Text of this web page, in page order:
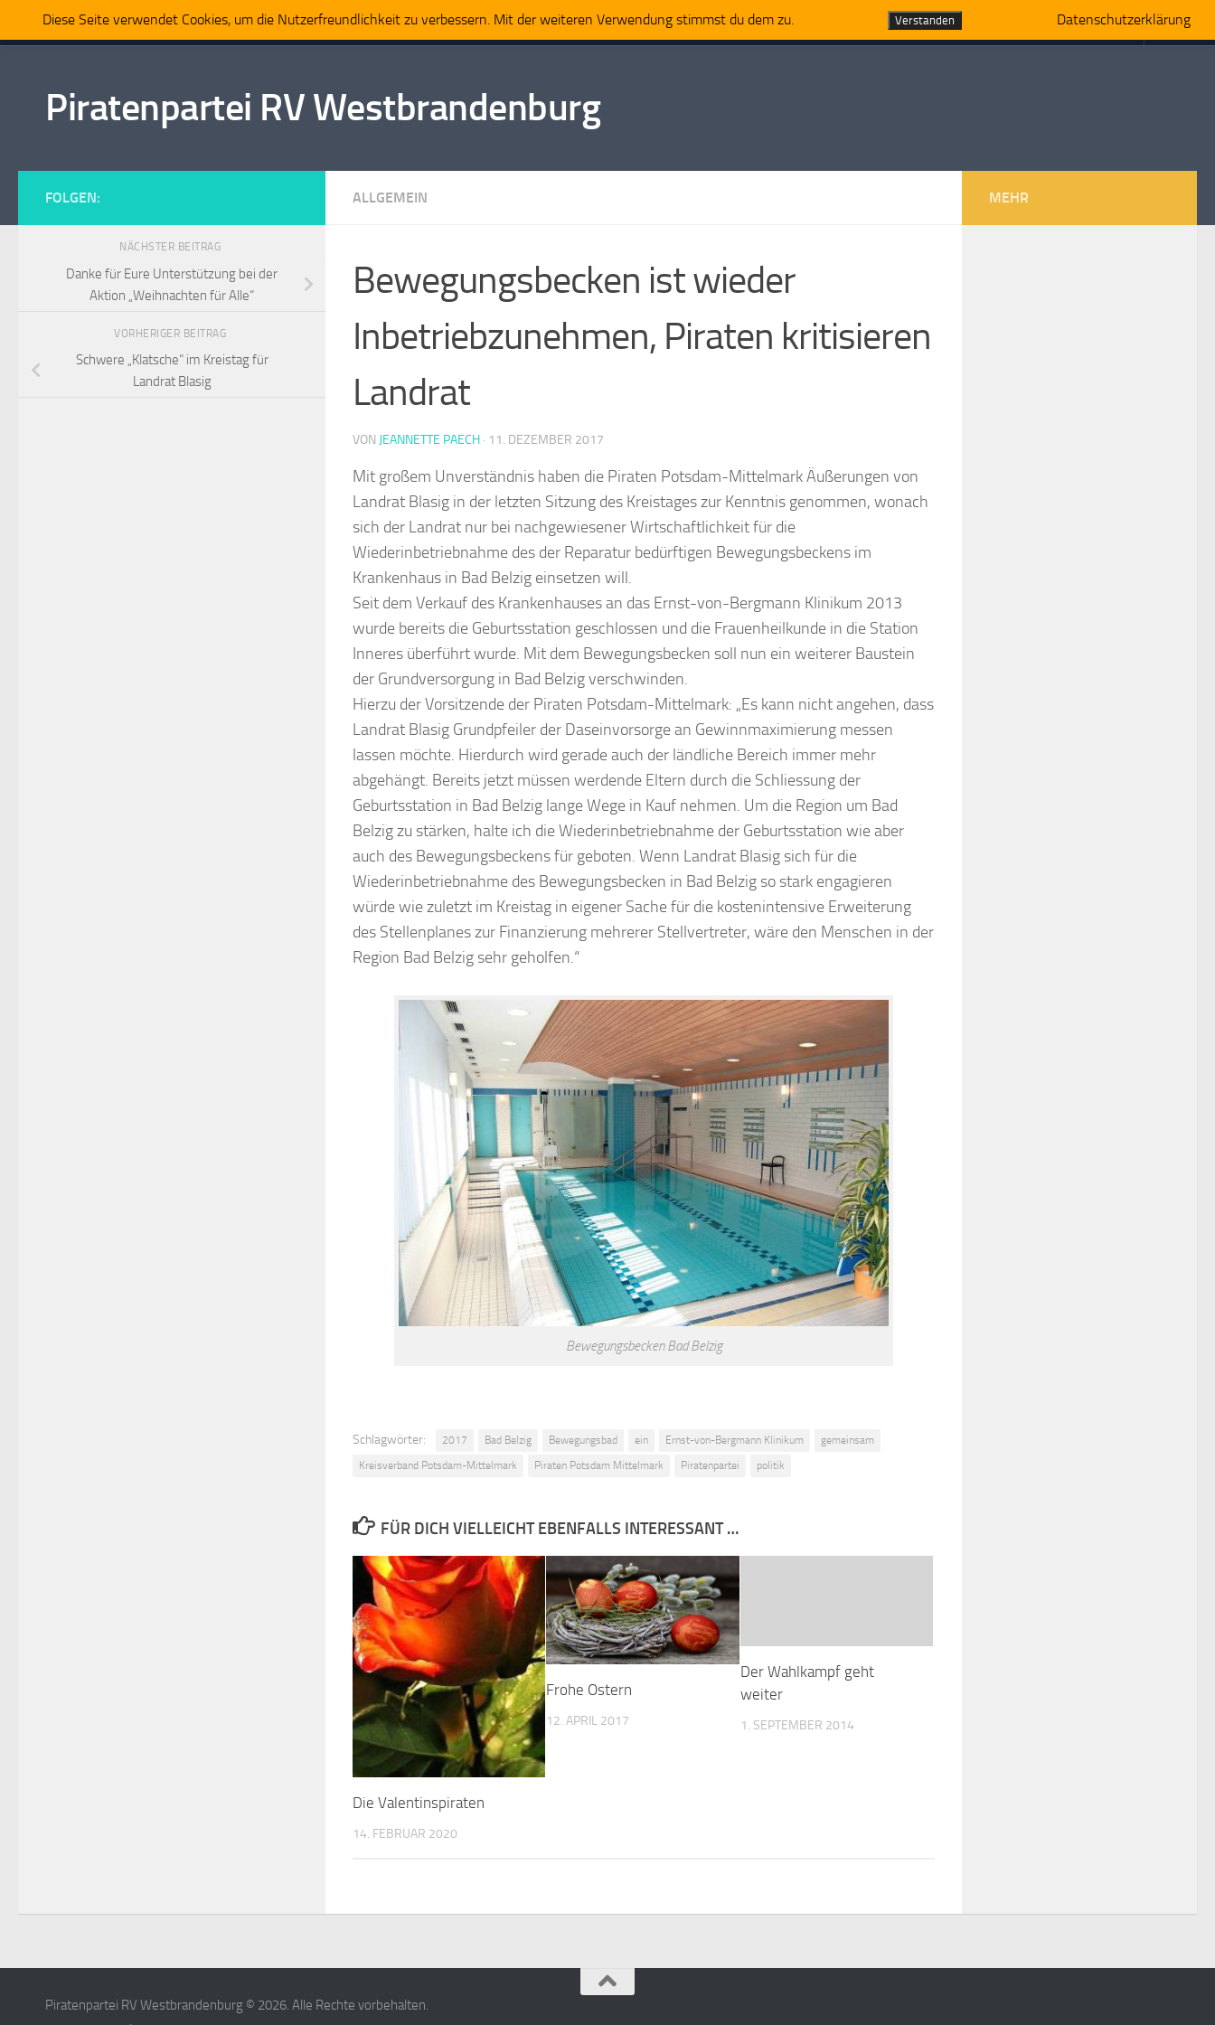
Zum Inhalt springen
Home Politik Partei Mitmachen Presse Impressum
Piratenpartei RV Westbrandenburg
ALLGEMEIN
Bewegungsbecken ist wieder
Inbetriebzunehmen, Piraten kritisieren
Landrat
VON JEANNETTE PAECH · 11. DEZEMBER 2017
Mit großem Unverständnis haben die Piraten Potsdam-Mittelmark Äußerungen von
Landrat Blasig in der letzten Sitzung des Kreistages zur Kenntnis genommen, wonach
sich der Landrat nur bei nachgewiesener Wirtschaftlichkeit für die
Wiederinbetriebnahme des der Reparatur bedürftigen Bewegungsbeckens im
Krankenhaus in Bad Belzig einsetzen will.
Seit dem Verkauf des Krankenhauses an das Ernst-von-Bergmann Klinikum 2013
wurde bereits die Geburtsstation geschlossen und die Frauenheilkunde in die Station
Inneres überführt wurde. Mit dem Bewegungsbecken soll nun ein weiterer Baustein
der Grundversorgung in Bad Belzig verschwinden.
Hierzu der Vorsitzende der Piraten Potsdam-Mittelmark: „Es kann nicht angehen, dass
Landrat Blasig Grundpfeiler der Daseinvorsorge an Gewinnmaximierung messen
lassen möchte. Hierdurch wird gerade auch der ländliche Bereich immer mehr
abgehängt. Bereits jetzt müssen werdende Eltern durch die Schliessung der
Geburtsstation in Bad Belzig lange Wege in Kauf nehmen. Um die Region um Bad
Belzig zu stärken, halte ich die Wiederinbetriebnahme der Geburtsstation wie aber
auch des Bewegungsbeckens für geboten. Wenn Landrat Blasig sich für die
Wiederinbetriebnahme des Bewegungsbecken in Bad Belzig so stark engagieren
würde wie zuletzt im Kreistag in eigener Sache für die kostenintensive Erweiterung
des Stellenplanes zur Finanzierung mehrerer Stellvertreter, wäre den Menschen in der
Region Bad Belzig sehr geholfen.“
Bewegungsbecken Bad Belzig
Schlagwörter: 2017 Bad Belzig Bewegungsbad ein Ernst-von-Bergmann Klinikum
gemeinsam
Kreisverband Potsdam-Mittelmark
Piraten Potsdam Mittelmark Piratenpartei politik
FÜR DICH VIELLEICHT EBENFALLS INTERESSANT …
Die Valentinspiraten
14. FEBRUAR 2020
Frohe Ostern
12. APRIL 2017
Der Wahlkampf geht
weiter
1. SEPTEMBER 2014
FOLGEN:
NÄCHSTER BEITRAG
Danke für Eure Unterstützung bei der
Aktion „Weihnachten für Alle“
VORHERIGER BEITRAG
Schwere „Klatsche“ im Kreistag für
Landrat Blasig
MEHR
Piratenpartei RV Westbrandenburg © 2026. Alle Rechte vorbehalten.
Diese Seite verwendet Cookies, um die Nutzerfreundlichkeit zu verbessern. Mit der weiteren Verwendung stimmst du dem zu. Verstanden Datenschutzerklärung